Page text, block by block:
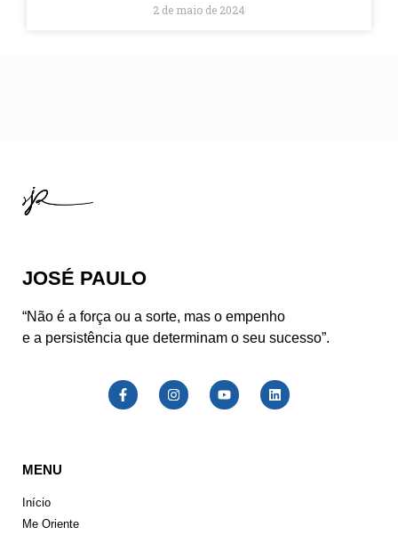
2 de maio de 2024
JOSÉ PAULO
“Não é a força ou a sorte, mas o empenho
e a persistência que determinam o seu sucesso”.
MENU
Início
Me Oriente